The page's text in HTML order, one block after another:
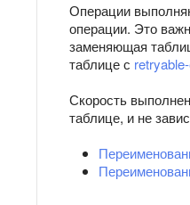
Операции
операции. Это
заменяющая
таблице с
Скорость
таблице, и не